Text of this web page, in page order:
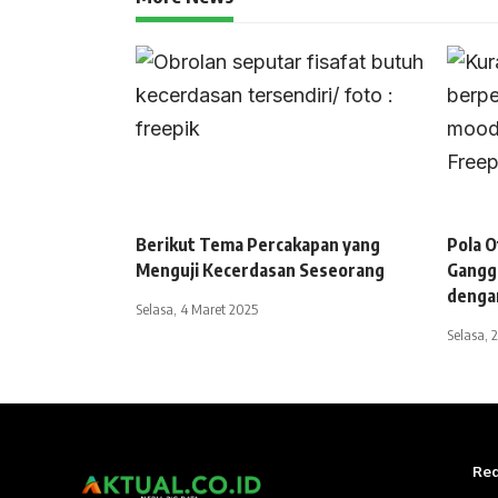
Berikut Tema Percakapan yang
Menguji Kecerdasan Seseorang
Selasa, 4 Maret 2025
Pola
Selasa,